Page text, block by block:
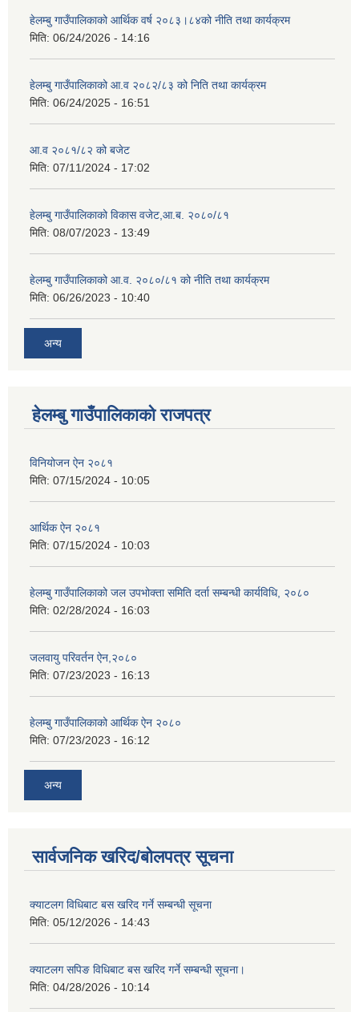
हेलम्बु गाउँपालिकाको आर्थिक वर्ष २०८३।८४को नीति तथा कार्यक्रम
मिति: 06/24/2026 - 14:16
हेलम्बु गाउँपालिकाको आ.व २०८२/८३ को निति तथा कार्यक्रम
मिति: 06/24/2025 - 16:51
आ.व २०८१/८२ को बजेट
मिति: 07/11/2024 - 17:02
हेलम्बु गाउँपालिकाको विकास वजेट,आ.ब. २०८०/८१
मिति: 08/07/2023 - 13:49
हेलम्बु गाउँपालिकाको आ.व. २०८०/८१ को नीति तथा कार्यक्रम
मिति: 06/26/2023 - 10:40
अन्य
हेलम्बु गाउँपालिकाको राजपत्र
विनियोजन ऐन २०८१
मिति: 07/15/2024 - 10:05
आर्थिक ऐन २०८१
मिति: 07/15/2024 - 10:03
हेलम्बु गाउँपालिकाको जल उपभोक्ता समिति दर्ता सम्बन्धी कार्यविधि, २०८०
मिति: 02/28/2024 - 16:03
जलवायु परिवर्तन ऐन,२०८०
मिति: 07/23/2023 - 16:13
हेलम्बु गाउँपालिकाको आर्थिक ऐन २०८०
मिति: 07/23/2023 - 16:12
अन्य
सार्वजनिक खरिद/बोलपत्र सूचना
क्याटलग विधिबाट बस खरिद गर्ने सम्बन्धी सूचना
मिति: 05/12/2026 - 14:43
क्याटलग सपिङ विधिबाट बस खरिद गर्ने सम्बन्धी सूचना।
मिति: 04/28/2026 - 10:14